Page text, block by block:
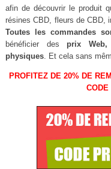
afin de découvrir le produit
résines CBD, fleurs de CBD,
Toutes les commandes
bénéficier des prix Web,
physiques. Et cela sans
PROFITEZ DE 20% DE
CODE